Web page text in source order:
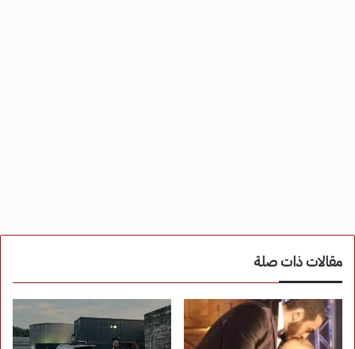
مقالات ذات صلة